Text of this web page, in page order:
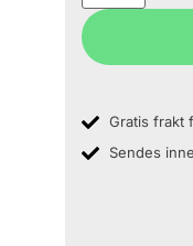
Gratis frakt
Sendes